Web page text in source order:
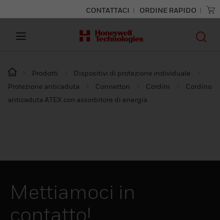
CONTATTACI ORDINE RAPIDO
Prodotti
Dispositivi di protezione individuale
Protezione anticaduta
Connettori Cordini
Cordino
anticaduta ATEX con assorbitore di energia
Mettiamoci in
contatto!